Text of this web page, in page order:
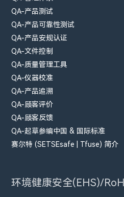
QA-产品测试
QA-产品可靠性测试
QA-产品安规认证
QA-文件控制
QA-质量管理工具
QA-仪器校准
QA-产品追溯
QA-顾客评价
QA-顾客反馈
QA-起草参编中国 & 国际标准
赛尔特 (SETSEsafe | Tfuse) 简介
环境健康安全(EHS)/